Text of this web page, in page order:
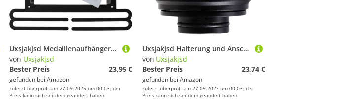
Uxsjakjsd Medaillenaufhänger, Montierter Medaillenaufhänger mit Nummerntaschen und Haken, Rennmedaillen-Ausstellungsständer, Praktischer Medaillenhalter, B
von Uxsjakjsd
Bester Preis
23,95 €
gefunden bei Amazon
zuletzt überprüft am 27.09.2025 um 00:03; der
Preis kann sich seitdem geändert haben.
Uxsjakjsd Halterung und Anschlussstück für Maskenventile zum Atmen Unter Wasser
von Uxsjakjsd
Bester Preis
23,74 €
gefunden bei Amazon
zuletzt überprüft am 27.09.2025 um 00:03; der
Preis kann sich seitdem geändert haben.